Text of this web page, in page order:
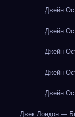
Джейн
Джейн
Джейн
Джейн
Джейн
Джек Лондон —